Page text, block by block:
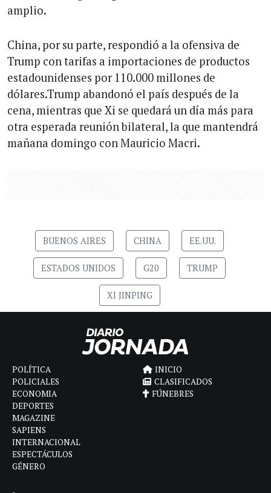
amplio.
China, por su parte, respondió a la ofensiva de
Trump con tarifas a importaciones de productos
estadounidenses por 110.000 millones de
dólares.Trump abandonó el país después de la
cena, mientras que Xi se quedará un día más para
otra esperada reunión bilateral, la que mantendrá
mañana domingo con Mauricio Macri.
BUENOS AIRES CHINA EE.UU.
ESTADOS UNIDOS G20 TRUMP
XI JINPING
POLÍTICA
POLICIALES
ECONOMIA
DEPORTES
MAGAZINE
SAPIENS
INTERNACIONAL
ESPECTÁCULOS
GÉNERO
INICIO
CLASIFICADOS
FÚNEBRES